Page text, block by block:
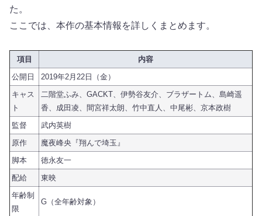
た。
ここでは、本作の基本情報を詳しくまとめます。
項目
内容
公開日
2019年2月22日（金）
キャス
ト
二階堂ふみ、GACKT、伊勢谷友介、ブラザートム、島崎遥
香、成田凌、間宮祥太朗、竹中直人、中尾彬、京本政樹
監督
武内英樹
原作
魔夜峰央『翔んで埼玉』
脚本
徳永友一
配給
東映
年齢制
限
G（全年齢対象）